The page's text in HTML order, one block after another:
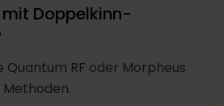
Doppelkinn-
Quantum RF oder Morpheus